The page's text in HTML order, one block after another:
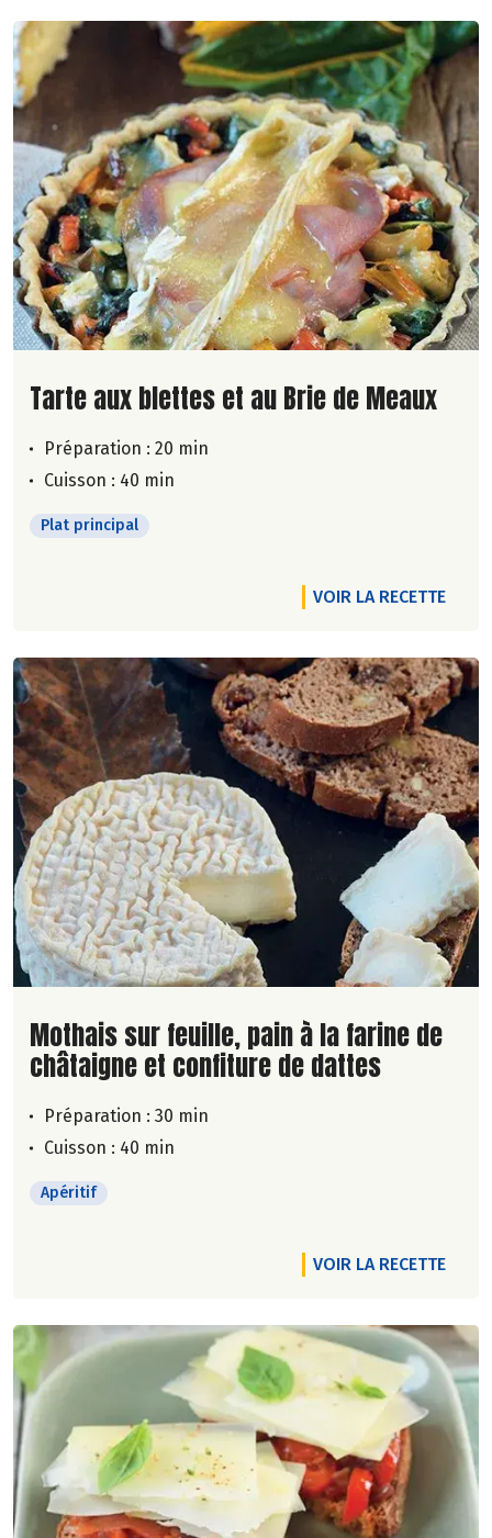
Lire la suite de la recette
Tarte aux blettes et au Brie de Meaux
Préparation : 20 min
Cuisson : 40 min
Plat principal
VOIR LA RECETTE
Lire la suite de la recette
Mothais sur feuille, pain à la farine de
châtaigne et confiture de dattes
Préparation : 30 min
Cuisson : 40 min
Apéritif
VOIR LA RECETTE